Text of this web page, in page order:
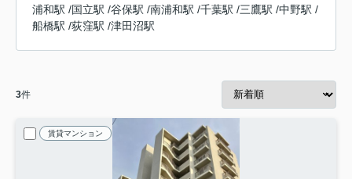
浦和駅 /国立駅 /谷保駅 /南浦和駅 /千葉駅 /三鷹駅 /中野駅 /
船橋駅 /荻窪駅 /津田沼駅
3件
賃貸マンション